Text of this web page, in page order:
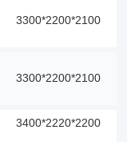
3300*2200*2100
3300*2200*2100
3400*2220*2200